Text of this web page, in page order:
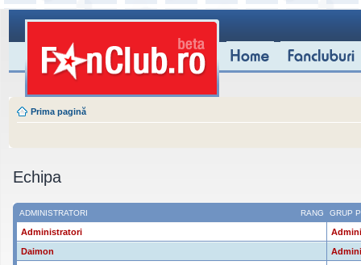
Prima pagină
Echipa
RANG
ADMINISTRATORI GRUP
Administratori
Daimon